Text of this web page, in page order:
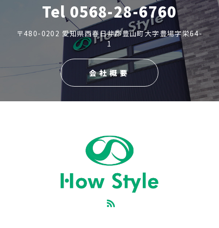
Tel 0568-28-6760
〒480-0202 愛知県西春日井郡豊山町大字豊場字栄64-
1
会社概要